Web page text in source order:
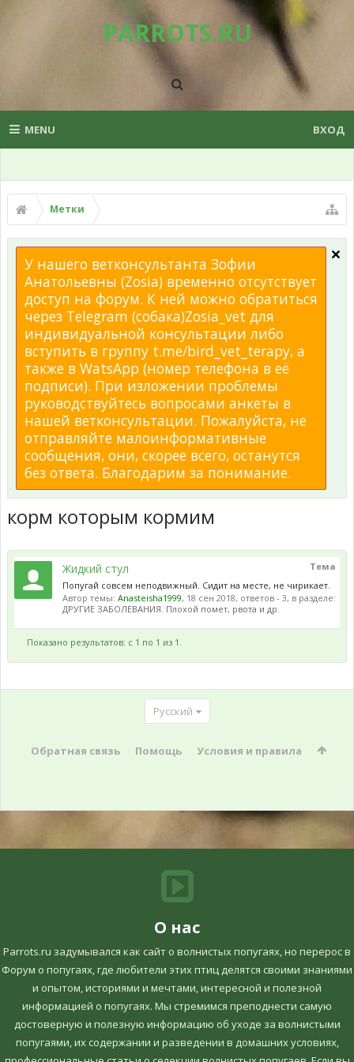
PARROTS.RU
MENU ВХОД
Метки
У нашего ветконсультанта Зофии
Анатольевны (Zosia) временно отсутствует
доступ на форум. К ней можно обратиться
через Telegram (собака)Zosia_vet для
индивидуальной консультации либо
вступить в группу t.me/bird_vet_terapy, а
также в WatsApp (номер телефона в её
подписи). При изложении проблемы
руководствуйтесь вопросами анкеты в
нашей ветконсультации. Пожалуйста, не
отправляйте малоинформативные
сообщения, они, скорее всего, останутся
без ответа. Благодарим за понимание.
корм которым кормим
Тема
Жидкий стул
Попугай совсем неподвижный. Сидит на месте, не чирикает.
Автор темы: Anasteisha1999, 18 сен 2018, ответов - 3, в разделе:
ДРУГИЕ ЗАБОЛЕВАНИЯ. Плохой помет, рвота и др.
Показано результатов: с 1 по 1 из 1.
Русский
Обратная связь Помощь Условия и правила
О нас
Parrots.ru задумывался как сайт о волнистых попугаях, но перерос в
Форум о попугаях, где любители этих птиц делятся своими знаниями
и опытом, историями и мечтами, интересной и полезной
информацией о попугаях. Мы стремимся преподнести самую
достоверную и полезную информацию об уходе за волнистыми
попугаями, их содержании и разведении в домашних условиях,